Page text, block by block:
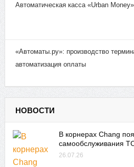
Автоматическая касса «Urban Money»
«Автоматы.ру»: производство
автоматизация оплаты
НОВОСТИ
В корнерах Chang
самообслуживания
26.07.26